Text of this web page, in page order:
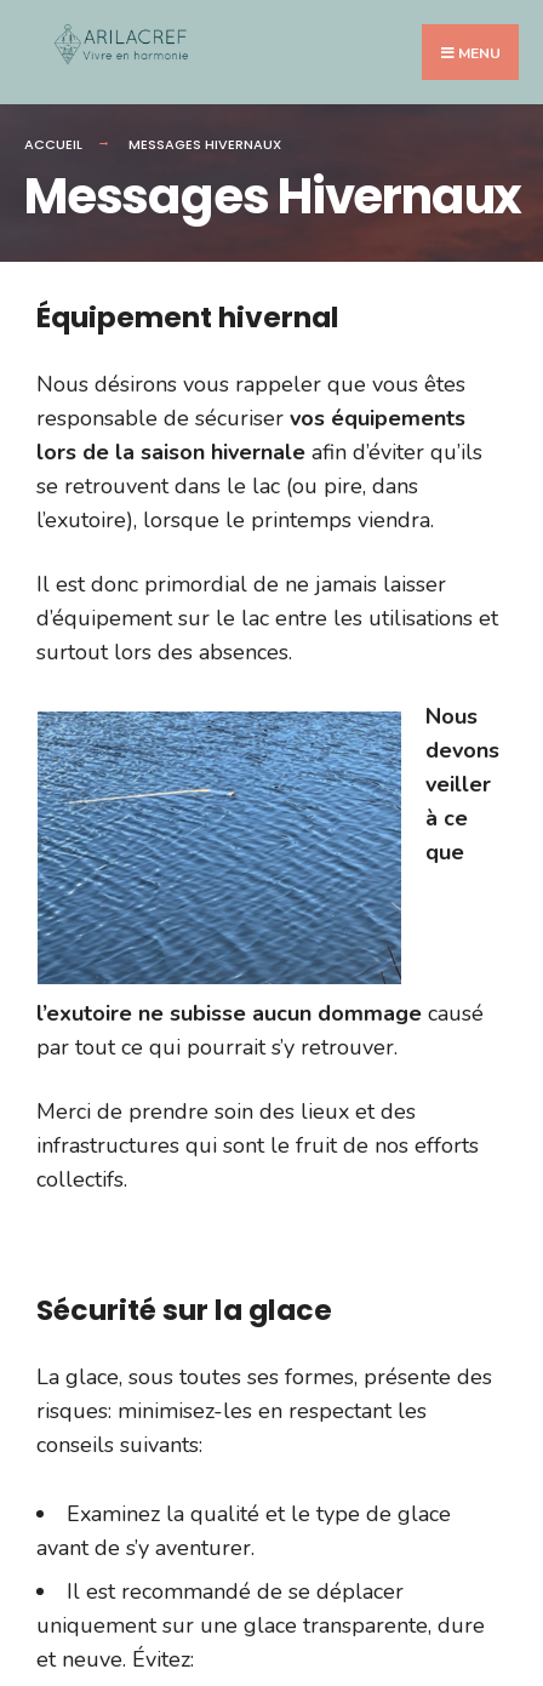
MENU
ACCUEIL MESSAGES HIVERNAUX
Messages Hivernaux
Équipement hivernal
Nous désirons vous rappeler que vous êtes
responsable de sécuriser vos équipements
lors de la saison hivernale afin d’éviter qu’ils
se retrouvent dans le lac (ou pire, dans
l’exutoire), lorsque le printemps viendra.
Il est donc primordial de ne jamais laisser
d’équipement sur le lac entre les utilisations et
surtout lors des absences.
Nous
devons
veiller
à ce
que
l’exutoire ne subisse aucun dommage causé
par tout ce qui pourrait s’y retrouver.
Merci de prendre soin des lieux et des
infrastructures qui sont le fruit de nos efforts
collectifs.
Sécurité sur la glace
La glace, sous toutes ses formes, présente des
risques: minimisez-les en respectant les
conseils suivants:
Examinez la qualité et le type de glace
avant de s’y aventurer.
Il est recommandé de se déplacer
uniquement sur une glace transparente, dure
et neuve. Évitez: